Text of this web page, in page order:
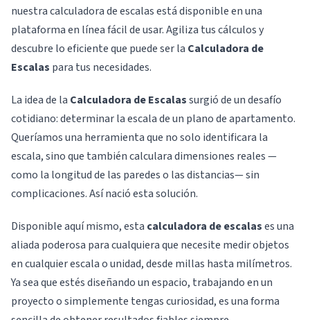
nuestra calculadora de escalas está disponible en una
plataforma en línea fácil de usar. Agiliza tus cálculos y
descubre lo eficiente que puede ser la Calculadora de
Escalas para tus necesidades.
La idea de la Calculadora de Escalassurgió de un desafío
cotidiano: determinar la escala de un plano de apartamento.
Queríamos una herramienta que no solo identificara la
escala, sino que también calculara dimensiones reales —
como la longitud de las paredes o las distancias— sin
complicaciones. Así nació esta solución.
Disponible aquí mismo, esta calculadora de escalases una
aliada poderosa para cualquiera que necesite medir objetos
en cualquier escala o unidad, desde millas hasta milímetros.
Ya sea que estés diseñando un espacio, trabajando en un
proyecto o simplemente tengas curiosidad, es una forma